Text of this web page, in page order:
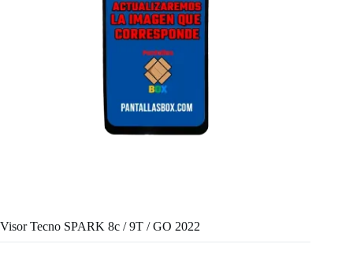
Visor Tecno SPARK 8c / 9T / GO 2022